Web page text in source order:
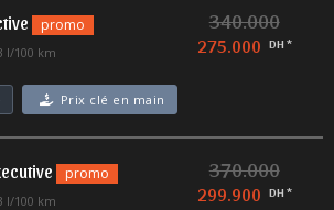
promo
l/100 km
340.000
275.000 DH *
Prix clé en main
promo
l/100 km
370.000
299.900 DH *